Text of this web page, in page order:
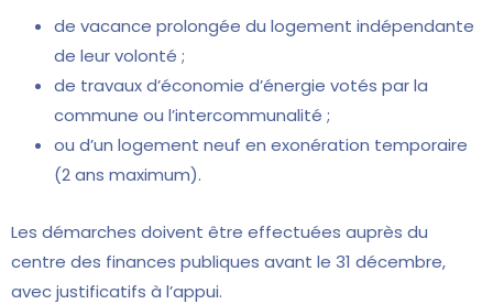
de vacance prolongée du logement indépendante
de leur volonté ;
de travaux d’économie d’énergie votés par la
commune ou l’intercommunalité ;
ou d’un logement neuf en exonération temporaire
(2 ans maximum).
Les démarches doivent être effectuées auprès du
centre des finances publiques avant le 31 décembre,
avec justificatifs à l’appui.